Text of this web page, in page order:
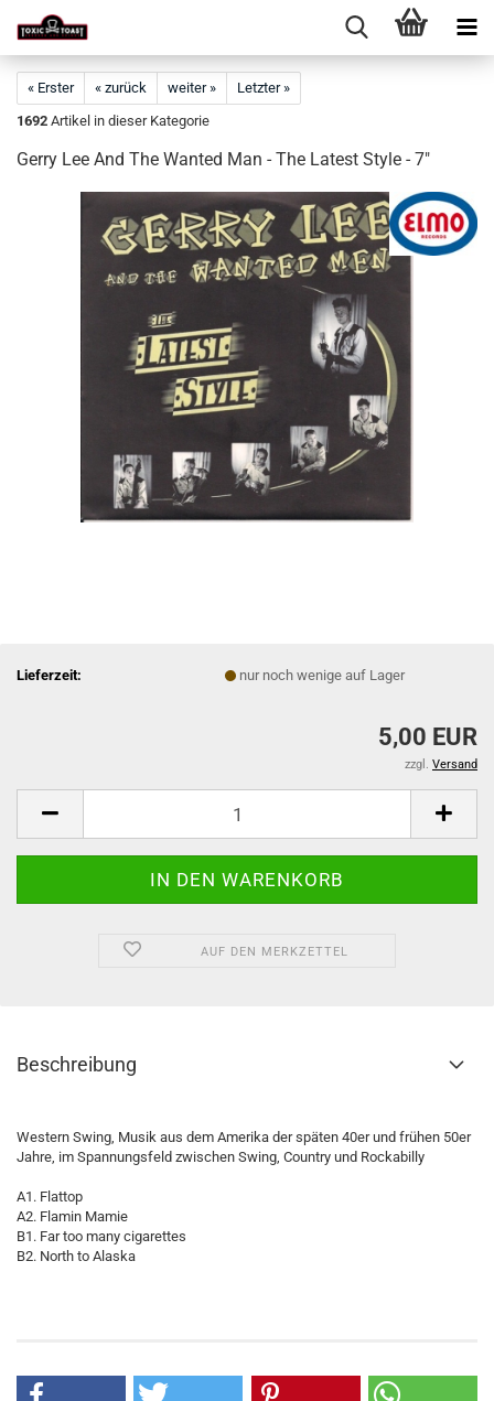
« Erster « zurück weiter »
Letzter »
1692 Artikel in dieser Kategorie
Gerry Lee And The Wanted Man - The Latest Style - 7"
Lieferzeit: nur noch wenige auf Lager
5,00 EUR
zzgl. Versand
AUF DEN MERKZETTEL
Beschreibung
Western Swing, Musik aus dem Amerika der späten 40er und frühen 50er
Jahre, im Spannungsfeld zwischen Swing, Country und Rockabilly
A1. Flattop
A2. Flamin Mamie
B1. Far too many cigarettes
B2. North to Alaska